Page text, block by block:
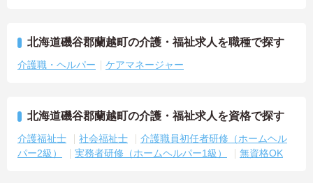
北海道磯谷郡蘭越町の介護・福祉求人を職種で探す
介護職・ヘルパー ケアマネージャー
北海道磯谷郡蘭越町の介護・福祉求人を資格で探す
介護福祉士 社会福祉士
介護職員初任者研修（ホームヘル
パー2級）
実務者研修（ホームヘルパー1級） 無資格OK